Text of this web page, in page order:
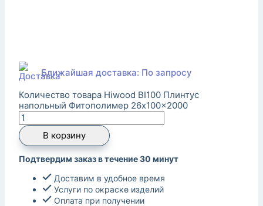
Ближайшая доставка: По запросу
Количество товара Hiwood BI100 Плинтус
напольный Фитополимер 26x100x2000
В корзину
Подтвердим заказ в течение 30 минут
Доставим в удобное время
Услуги по окраске изделий
Оплата при получении